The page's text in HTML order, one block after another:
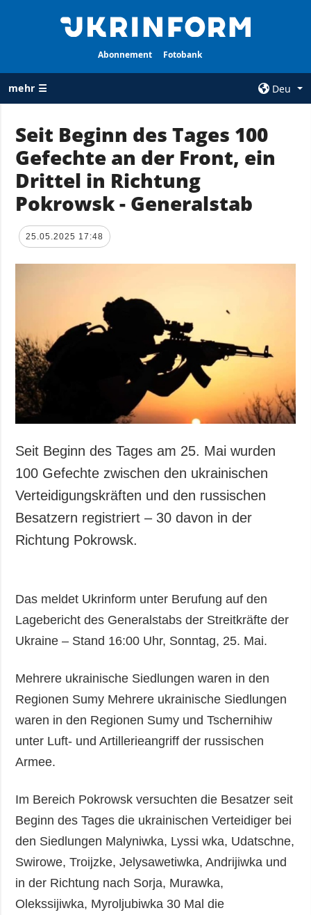
Abonnement Fotobank
mehr ☰
Deu
ALLE
RUBRIKEN
Krieg
Wiederaufbau
der Ukraine
Politik
Gesellschaft und
Kultur
Sport
Kriminalität
Notstand und
Notfälle
AGENTUR
Über uns
Kontakte
ZUSÄTZLICH
Veröffentlichungen
Interview
Fotos
Video
LEISTUNGEN
Abonnement
Fotobank
Seit Beginn des Tages 100
Gefechte an der Front, ein
Drittel in Richtung
Pokrowsk - Generalstab
25.05.2025 17:48
Seit Beginn des Tages am 25. Mai wurden
100 Gefechte zwischen den ukrainischen
Verteidigungskräften und den russischen
Besatzern registriert – 30 davon in der
Richtung Pokrowsk.
Das meldet Ukrinform unter Berufung auf den
Lagebericht des Generalstabs der Streitkräfte der
Ukraine – Stand 16:00 Uhr, Sonntag, 25. Mai.
Mehrere ukrainische Siedlungen waren in den
Regionen Sumy Mehrere ukrainische Siedlungen
waren in den Regionen Sumy und Tschernihiw
unter Luft- und Artillerieangriff der russischen
Armee.
Im Bereich Pokrowsk versuchten die Besatzer seit
Beginn des Tages die ukrainischen Verteidiger bei
den Siedlungen Malyniwka, Lyssi wka, Udatschne,
Swirowe, Troijzke, Jelysawetiwka, Andrijiwka und
in der Richtung nach Sorja, Murawka,
Olekssijiwka, Myroljubiwka 30 Mal die